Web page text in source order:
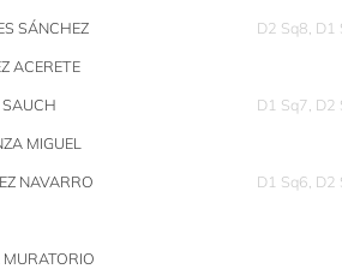
SÁNCHEZ
D2 Sq8, D1
ACERETE
SAUCH
D1 Sq7, D2
MIGUEL
NAVARRO
D1 Sq6, D2